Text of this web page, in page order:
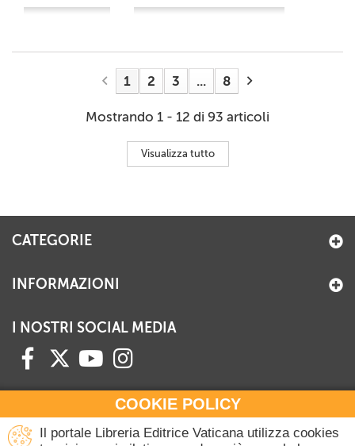
1 2 3 ... 8
Mostrando 1 - 12 di 93 articoli
Visualizza tutto
COOKIE POLICY
Il portale Libreria Editrice Vaticana utilizza cookies
CATEGORIE
INFORMAZIONI
I NOSTRI SOCIAL MEDIA
HAI BISOGNO DI INFORMAZIONI?